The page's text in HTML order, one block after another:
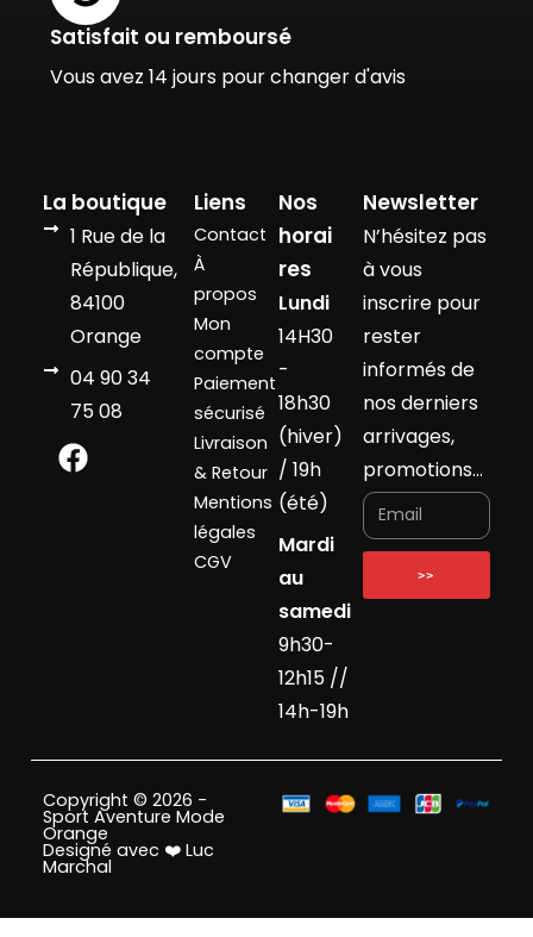
Satisfait ou remboursé
Vous avez 14 jours pour changer d'avis
La boutique
1 Rue de la
République,
84100
Orange
04 90 34
75 08
Liens
Contact
À
propos
Mon
compte
Paiement
sécurisé
Livraison
& Retour
Mentions
légales
CGV
Nos
horai
res
Lundi
14H30
-
18h30
(hiver)
/ 19h
(été)
Mardi
au
samedi
9h30-
12h15 //
14h-19h
Newsletter
N’hésitez pas
à vous
inscrire pour
rester
informés de
nos derniers
arrivages,
promotions…
>>
Copyright © 2026 -
Sport Aventure Mode
Orange
Designé avec ❤️ Luc
Marchal